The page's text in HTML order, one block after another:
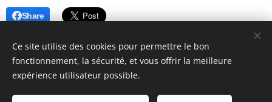
Share
Les Caryatides
Ce site utilise des cookies pour permettre le bon
fonctionnement, la sécurité, et vous offrir la meilleure
expérience utilisateur possible.